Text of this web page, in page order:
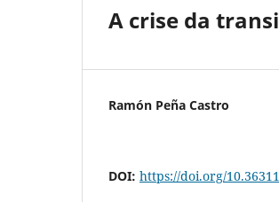
A crise da
Ramón Peña Castro
DOI: https://doi.org/